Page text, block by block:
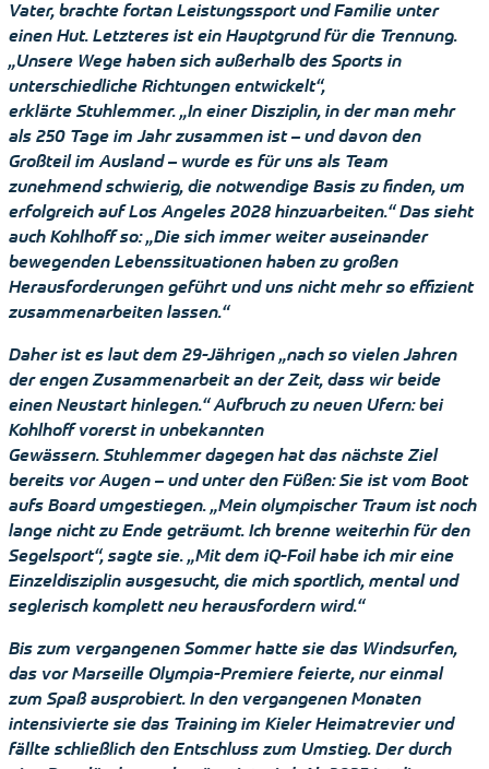
Vater, brachte fortan Leistungssport und Familie unter
einen Hut. Letzteres ist ein Hauptgrund für die Trennung.
„Unsere Wege haben sich außerhalb des Sports in
unterschiedliche Richtungen entwickelt“,
erklärte Stuhlemmer. „In einer Disziplin, in der man mehr
als 250 Tage im Jahr zusammen ist – und davon den
Großteil im Ausland – wurde es für uns als Team
zunehmend schwierig, die notwendige Basis zu finden, um
erfolgreich auf Los Angeles 2028 hinzuarbeiten.“ Das sieht
auch Kohlhoff so: „Die sich immer weiter auseinander
bewegenden Lebenssituationen haben zu großen
Herausforderungen geführt und uns nicht mehr so effizient
zusammenarbeiten lassen.“
Daher ist es laut dem 29-Jährigen „nach so vielen Jahren
der engen Zusammenarbeit an der Zeit, dass wir beide
einen Neustart hinlegen.“ Aufbruch zu neuen Ufern: bei
Kohlhoff vorerst in unbekannten
Gewässern. Stuhlemmer dagegen hat das nächste Ziel
bereits vor Augen – und unter den Füßen: Sie ist vom Boot
aufs Board umgestiegen. „Mein olympischer Traum ist noch
lange nicht zu Ende geträumt. Ich brenne weiterhin für den
Segelsport“, sagte sie. „Mit dem iQ-Foil habe ich mir eine
Einzeldisziplin ausgesucht, die mich sportlich, mental und
seglerisch komplett neu herausfordern wird.“
Bis zum vergangenen Sommer hatte sie das Windsurfen,
das vor Marseille Olympia-Premiere feierte, nur einmal
zum Spaß ausprobiert. In den vergangenen Monaten
intensivierte sie das Training im Kieler Heimatrevier und
fällte schließlich den Entschluss zum Umstieg. Der durch